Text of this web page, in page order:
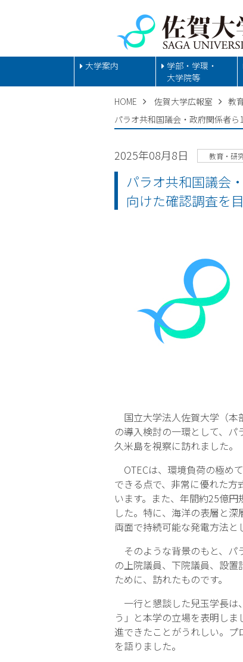
大学案内
学部・学環・
大学院等
HOME 佐賀大学広報室
教
パラオ共和国議会・政府関係者
2025年08月8日 教育・研
パラオ共和国議会
向けた確認調査を
国立大学法人佐賀大学（本
の導入検討の一環として、パ
久米島を視察に訪れました。
OTECは、環境負荷の極め
できる点で、非常に優れた
います。また、年間約25億
した。特に、海洋の表層と
両面で持続可能な発電方法と
そのような背景のもと、パ
の上院議員、下院議員、設
ために、訪れたものです。
一行と懇談した兒玉学長は
う」と本学の立場を表明し
進できたことがうれしい。
を語りました。